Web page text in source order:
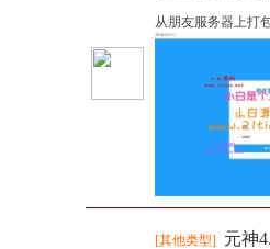
从朋友服务器上打
[其他类型] 元神